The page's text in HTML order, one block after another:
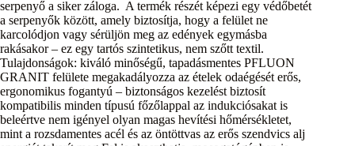
serpenyő a siker záloga. A termék részét képezi egy védőbetét
a serpenyők között, amely biztosítja, hogy a felület ne
karcolódjon vagy sérüljön meg az edények egymásba
rakásakor – ez egy tartós szintetikus, nem szőtt textil.
Tulajdonságok: kiváló minőségű, tapadásmentes PFLUON
GRANIT felülete megakadályozza az ételek odaégését erős,
ergonomikus fogantyú – biztonságos kezelést biztosít
kompatibilis minden típusú főzőlappal az indukciósakat is
beleértve nem igényel olyan magas hevítési hőmérsékletet,
mint a rozsdamentes acél és az öntöttvas az erős szendvics alj